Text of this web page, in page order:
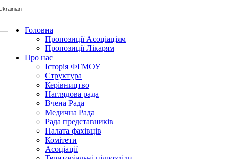
Головна
Пропозиції Асоціаціям
Пропозиції Лікарям
Про нас
Історія ФГМОУ
Структура
Керівництво
Наглядова рада
Вчена Рада
Медична Рада
Рада представників
Палата фахівців
Комітети
Асоціації